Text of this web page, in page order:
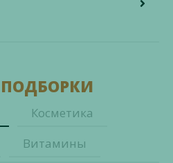
Косметика
Витамины